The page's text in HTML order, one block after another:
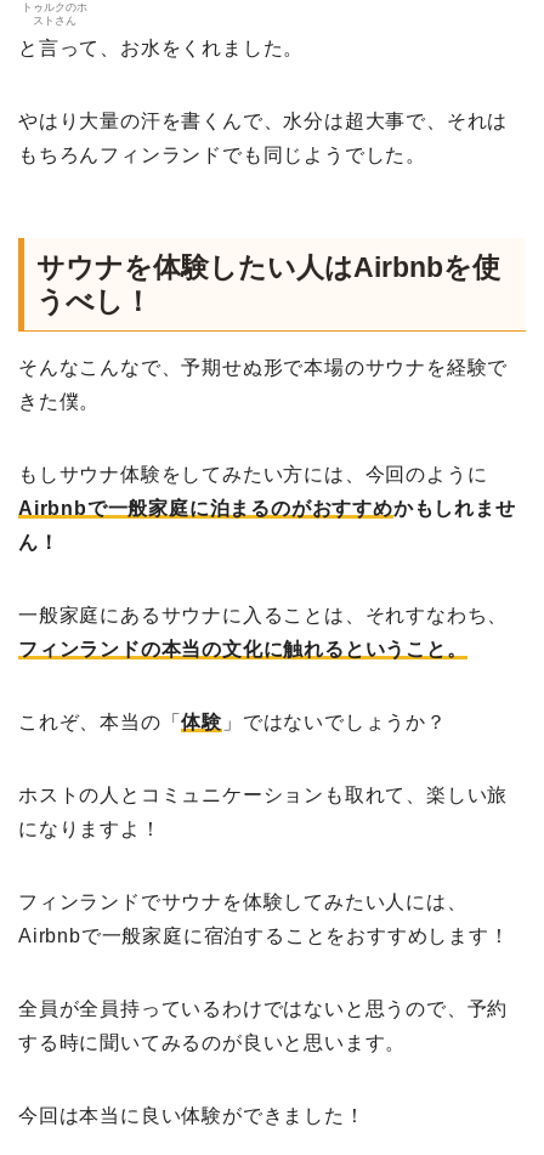
トゥルクのホ
ストさん
と言って、お水をくれました。
やはり大量の汗を書くんで、水分は超大事で、それは
もちろんフィンランドでも同じようでした。
サウナを体験したい人はAirbnbを使
うべし！
そんなこんなで、予期せぬ形で本場のサウナを経験で
きた僕。
もしサウナ体験をしてみたい方には、今回のように
Airbnbで一般家庭に泊まるのがおすすめかもしれませ
ん！
一般家庭にあるサウナに入ることは、それすなわち、
フィンランドの本当の文化に触れるということ。
これぞ、本当の「体験 」ではないでしょうか？
ホストの人とコミュニケーションも取れて、楽しい旅
になりますよ！
フィンランドでサウナを体験してみたい人には、
Airbnbで一般家庭に宿泊することをおすすめします！
全員が全員持っているわけではないと思うので、予約
する時に聞いてみるのが良いと思います。
今回は本当に良い体験ができました！